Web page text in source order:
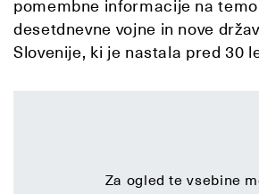
pomembne informacije na
desetdnevne vojne in nove
Slovenije, ki je nastala pred 30
Za ogled te vsebine